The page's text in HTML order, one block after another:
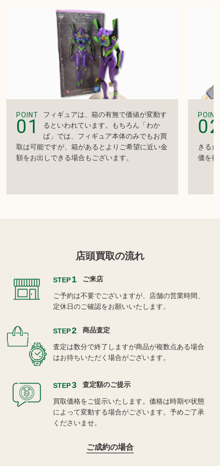
POINT
01
フィギュアは、箱の有無で価値が変動す
るといわれています。もちろん「わか
ば」では、フィギュア本体のみでもお買
取は可能ですが、箱があるとよりご希望に近い金
額をお出しできる場合もございます。
POINT
きる
価を
店頭買取の流れ
STEP1 ご来店
ご予約は不要でございますが、店舗の営業時間、
定休日のご確認をお願いいたします。
STEP2 商品査定
査定は数分で終了しますが商品が複数点ある場合
はお待ちいただく場合がございます。
STEP3 査定額のご提示
買取価格をご提示いたします。価格は時期や状態
によって変動する場合がございます。予めご了承
くださいませ。
ご成約の場合